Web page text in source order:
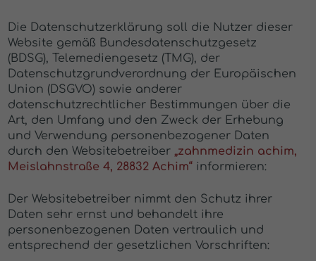
Die Datenschutzerklärung soll die Nutzer dieser
Website gemäß Bundesdatenschutzgesetz
(BDSG), Telemediengesetz (TMG), der
Datenschutzgrundverordnung der Europäischen
Union (DSGVO) sowie anderer
datenschutzrechtlicher Bestimmungen über die
Art, den Umfang und den Zweck der Erhebung
und Verwendung personenbezogener Daten
durch den Websitebetreiber „zahnmedizin achim,
Meislahnstraße 4, 28832 Achim“ informieren:
Der Websitebetreiber nimmt den Schutz ihrer
Daten sehr ernst und behandelt ihre
personenbezogenen Daten vertraulich und
entsprechend der gesetzlichen Vorschriften: